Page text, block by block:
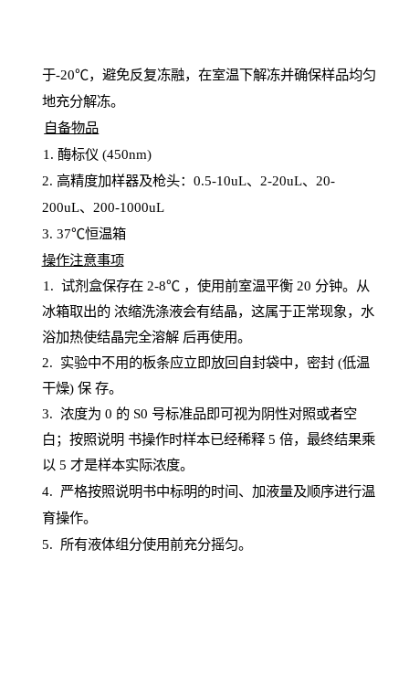
于-20℃，避免反复冻融，在室温下解冻并确保样品均匀
地充分解冻。
自备物品
1 . 酶标仪 (450nm)
2. 高精度加样器及枪头： 0.5-10uL、 2-20uL、 20-
200uL、 200-1000uL
3. 37℃恒温箱
操作注意事项
1. 试剂盒保存在 2-8℃ ，使用前室温平衡 20 分钟。从
冰箱取出的 浓缩洗涤液会有结晶，这属于正常现象，水
浴加热使结晶完全溶解 后再使用。
2. 实验中不用的板条应立即放回自封袋中，密封(低温
干燥) 保 存。
3. 浓度为 0 的 S0 号标准品即可视为阴性对照或者空
白；按照说明 书操作时样本已经稀释5 倍，最终结果乘
以 5 才是样本实际浓度。
4. 严格按照说明书中标明的时间、加液量及顺序进行温
育操作。
5. 所有液体组分使用前充分摇匀。